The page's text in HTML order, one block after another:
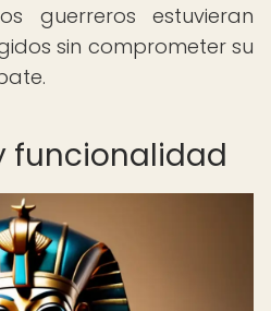
guerreros estuvieran
sin comprometer su
funcionalidad